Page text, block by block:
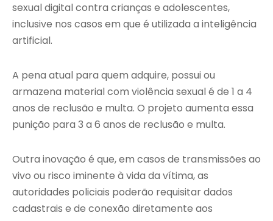
sexual digital contra crianças e adolescentes,
inclusive nos casos em que é utilizada a inteligência
artificial.
A pena atual para quem adquire, possui ou
armazena material com violência sexual é de 1 a 4
anos de reclusão e multa. O projeto aumenta essa
punição para 3 a 6 anos de reclusão e multa.
Outra inovação é que, em casos de transmissões ao
vivo ou risco iminente à vida da vítima, as
autoridades policiais poderão requisitar dados
cadastrais e de conexão diretamente aos